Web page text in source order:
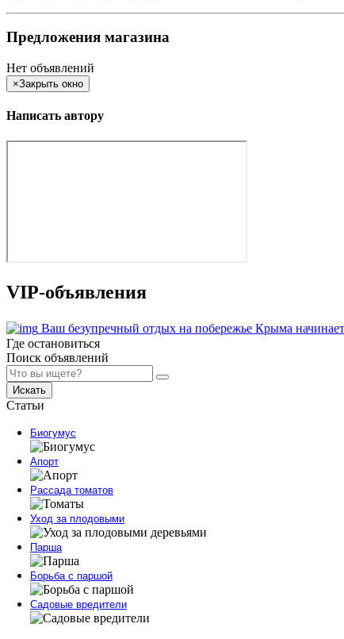
Предложения магазина
Нет объявлений
×Закрыть окно
Написать автору
VIP-объявления
Ваш безупречный отдых на побережье Крыма
Где остановиться
Поиск объявлений
Искать
Статьи
Биогумус
Апорт
Рассада томатов
Уход за плодовыми
Парша
Борьба с паршой
Садовые вредители